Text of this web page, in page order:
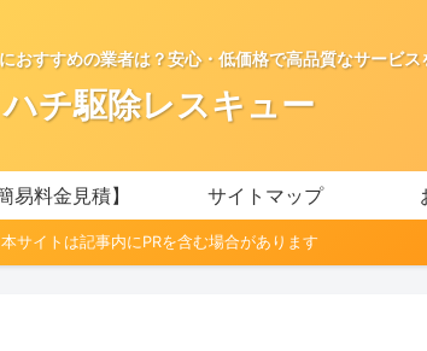
おすすめの業者は？安心・低価格で高品質なサービス
ハチ駆除レスキュー
簡易料金見積】 サイトマップ
本サイトは記事内にPRを含む場合があります